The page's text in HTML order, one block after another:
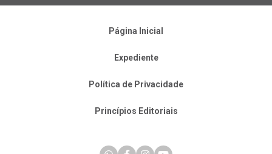
Página Inicial
Expediente
Política de Privacidade
Princípios Editoriais